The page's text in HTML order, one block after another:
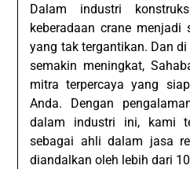
Dalam industri
keberadaan crane menjadi
yang tak tergantikan. Dan
semakin meningkat,
mitra terpercaya yang
Anda. Dengan
dalam industri ini, kami
sebagai ahli dalam jasa
diandalkan oleh lebih dari